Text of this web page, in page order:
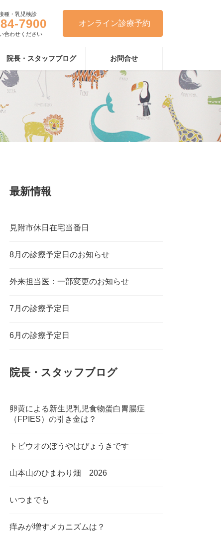
種・乳児検診
7900
合わせください
オンライン診療予約
院長・スタッフブログ お問合せ
最新情報
見附市休日在宅当番日
8月の診療予定日のお知らせ
外来担当医：一部変更のお知らせ
7月の診療予定日
6月の診療予定日
院長・スタッフブログ
卵黄による新生児乳児食物蛋白胃腸症
（FPIES）の引き金は？
トビウオのぼうやはびょうきです
山本山のひまわり畑 2026
いつまでも
痒みが増すメカニズムは？